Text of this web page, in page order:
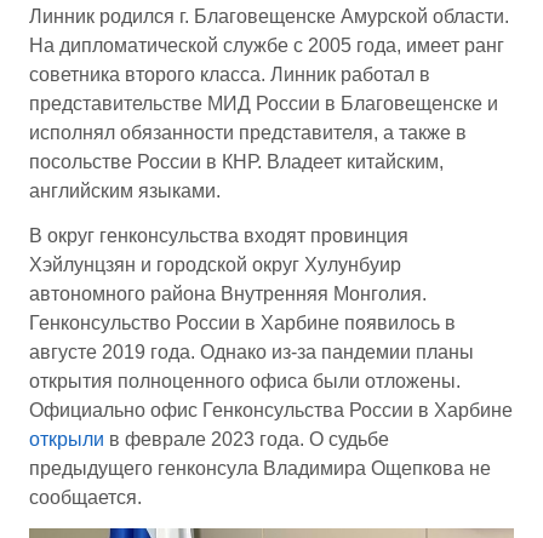
Линник родился г. Благовещенске Амурской области.
На дипломатической службе с 2005 года, имеет ранг
советника второго класса. Линник работал в
представительстве МИД России в Благовещенске и
исполнял обязанности представителя, а также в
посольстве России в КНР. Владеет китайским,
английским языками.
В округ генконсульства входят провинция
Хэйлунцзян и городской округ Хулунбуир
автономного района Внутренняя Монголия.
Генконсульство России в Харбине появилось в
августе 2019 года. Однако из-за пандемии планы
открытия полноценного офиса были отложены.
Официально офис Генконсульства России в Харбине
открыли в феврале 2023 года. О судьбе
предыдущего генконсула Владимира Ощепкова не
сообщается.